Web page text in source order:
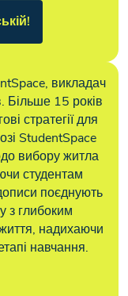
викладач
Більше 15 років
стратегії для
StudentSpace
вибору житла
студентам
поєднують
з глибоким
надихаючи
навчання.